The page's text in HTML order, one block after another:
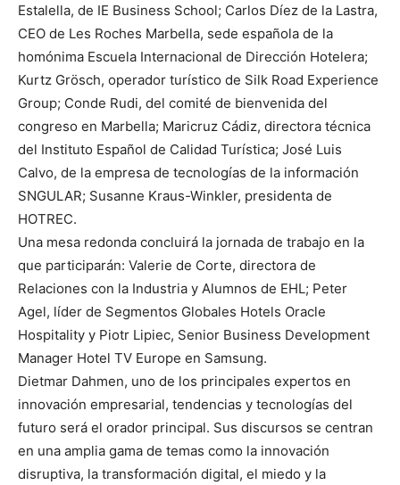
Estalella, de IE Business School; Carlos Díez de la Lastra,
CEO de Les Roches Marbella, sede española de la
homónima Escuela Internacional de Dirección Hotelera;
Kurtz Grösch, operador turístico de Silk Road Experience
Group; Conde Rudi, del comité de bienvenida del
congreso en Marbella; Maricruz Cádiz, directora técnica
del Instituto Español de Calidad Turística; José Luis
Calvo, de la empresa de tecnologías de la información
SNGULAR; Susanne Kraus-Winkler, presidenta de
HOTREC.
Una mesa redonda concluirá la jornada de trabajo en la
que participarán: Valerie de Corte, directora de
Relaciones con la Industria y Alumnos de EHL; Peter
Agel, líder de Segmentos Globales Hotels Oracle
Hospitality y Piotr Lipiec, Senior Business Development
Manager Hotel TV Europe en Samsung.
Dietmar Dahmen, uno de los principales expertos en
innovación empresarial, tendencias y tecnologías del
futuro será el orador principal. Sus discursos se centran
en una amplia gama de temas como la innovación
disruptiva, la transformación digital, el miedo y la